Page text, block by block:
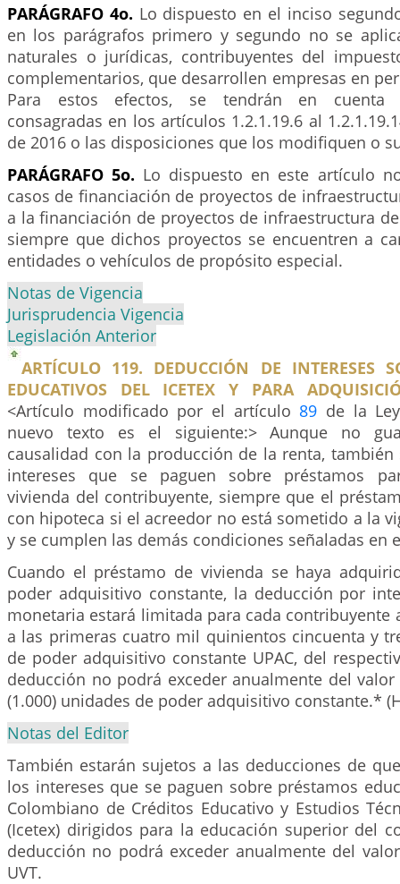
PARÁGRAFO 4o. Lo dispuesto en el inciso
en los parágrafos primero y segundo no se
naturales o jurídicas, contribuyentes del
complementarios, que desarrollen empresas en
Para estos efectos, se tendrán en cuenta
consagradas en los artículos 1.2.1.19.6 al
de 2016 o las disposiciones que los modifiquen o
PARÁGRAFO 5o. Lo dispuesto en este artículo
casos de financiación de proyectos de
a la financiación de proyectos de infraestructura
siempre que dichos proyectos se encuentren a
entidades o vehículos de propósito especial.
Notas de Vigencia
Jurisprudencia Vigencia
Legislación Anterior
ARTÍCULO 119. DEDUCCIÓN DE INTERESES
EDUCATIVOS DEL ICETEX Y PARA
<Artículo modificado por el artículo 89 de la
nuevo texto es el siguiente:> Aunque no
causalidad con la producción de la renta,
intereses que se paguen sobre préstamos
vivienda del contribuyente, siempre que el
con hipoteca si el acreedor no está sometido a la
y se cumplen las demás condiciones señaladas en
Cuando el préstamo de vivienda se haya
poder adquisitivo constante, la deducción por
monetaria estará limitada para cada contribuyente
a las primeras cuatro mil quinientos cincuenta y
de poder adquisitivo constante UPAC, del
deducción no podrá exceder anualmente del
(1.000) unidades de poder adquisitivo constante.*
Notas del Editor
También estarán sujetos a las deducciones de
los intereses que se paguen sobre préstamos
Colombiano de Créditos Educativo y Estudios
(Icetex) dirigidos para la educación superior del
deducción no podrá exceder anualmente del
UVT.